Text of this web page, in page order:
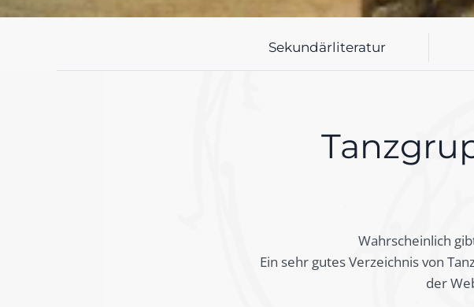
Sekundärliteratur
Wahrscheinlich
Ein sehr gutes Verzeichnis von
der